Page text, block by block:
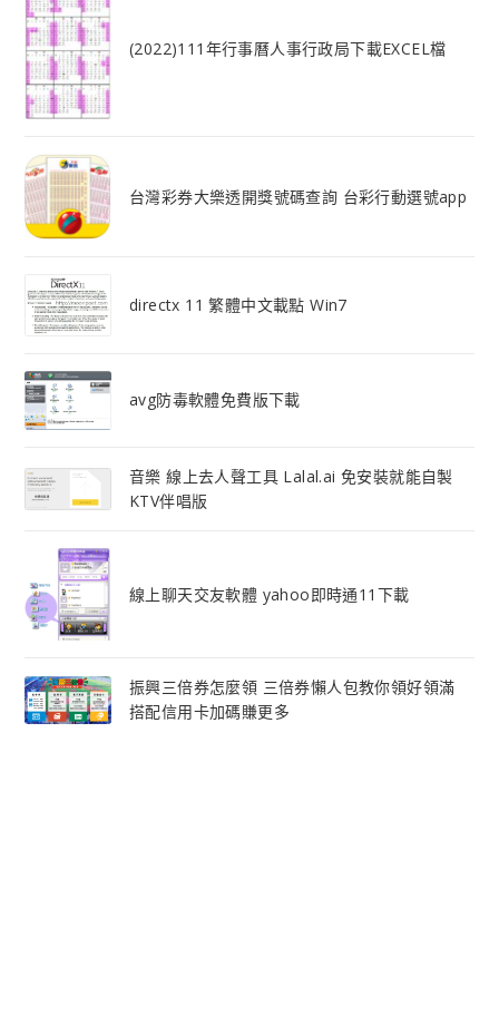
(2022)111年行事曆人事行政局下載EXCEL檔
台灣彩券大樂透開獎號碼查詢 台彩行動選號app
directx 11 繁體中文載點 Win7
avg防毒軟體免費版下載
音樂 線上去人聲工具 Lalal.ai 免安裝就能自製
KTV伴唱版
線上聊天交友軟體 yahoo即時通11下載
振興三倍券怎麼領 三倍券懶人包教你領好領滿
搭配信用卡加碼賺更多